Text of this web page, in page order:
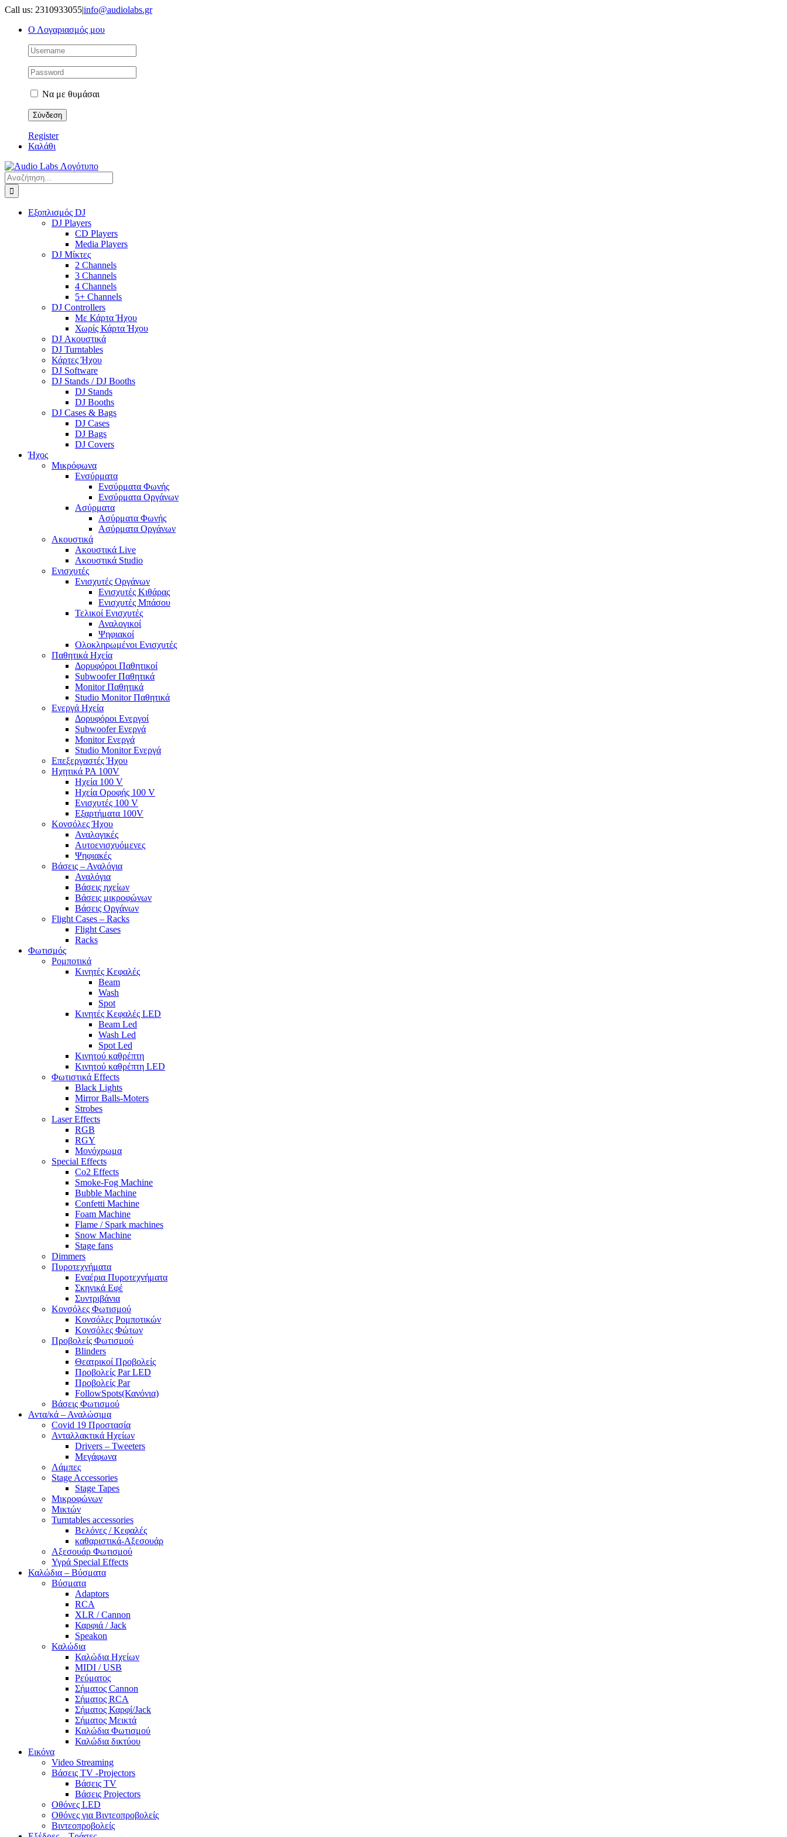
Μετάβαση
περιεχόμενο
Call us: 2310933055|info@audiolabs.gr
Ο Λογαριασμός μου
Να με θυμάσαι
Register
Καλάθι
Αναζήτηση
για:
Εξοπλισμός DJ
DJ Players
CD Players
Media Players
DJ Μίκτες
2 Channels
3 Channels
4 Channels
5+ Channels
DJ Controllers
Με Κάρτα Ήχου
Χωρίς Κάρτα Ήχου
DJ Ακουστικά
DJ Turntables
Κάρτες Ήχου
DJ Software
DJ Stands / DJ Booths
DJ Stands
DJ Booths
DJ Cases & Bags
DJ Cases
DJ Bags
DJ Covers
Ήχος
Μικρόφωνα
Ενσύρματα
Ενσύρματα Φωνής
Ενσύρματα Οργάνων
Ασύρματα
Ασύρματα Φωνής
Ασύρματα Οργάνων
Ακουστικά
Ακουστικά Live
Ακουστικά Studio
Ενισχυτές
Ενισχυτές Οργάνων
Ενισχυτές Κιθάρας
Ενισχυτές Μπάσου
Τελικοί Ενισχυτές
Αναλογικοί
Ψηφιακοί
Ολοκληρωμένοι Ενισχυτές
Παθητικά Ηχεία
Δορυφόροι Παθητικοί
Subwoofer Παθητικά
Monitor Παθητικά
Studio Monitor Παθητικά
Ενεργά Ηχεία
Δορυφόροι Ενεργοί
Subwoofer Ενεργά
Monitor Ενεργά
Studio Monitor Ενεργά
Επεξεργαστές Ήχου
Ηχητικά PA 100V
Ηχεία 100 V
Ηχεία Οροφής 100 V
Ενισχυτές 100 V
Εξαρτήματα 100V
Κονσόλες Ήχου
Αναλογικές
Αυτοενισχυόμενες
Ψηφιακές
Βάσεις – Αναλόγια
Αναλόγια
Βάσεις ηχείων
Βάσεις μικροφώνων
Βάσεις Οργάνων
Flight Cases – Racks
Flight Cases
Racks
Φωτισμός
Ρομποτικά
Κινητές Κεφαλές
Beam
Wash
Spot
Κινητές Κεφαλές LED
Beam Led
Wash Led
Spot Led
Κινητού καθρέπτη
Κινητού καθρέπτη LED
Φωτιστικά Effects
Black Lights
Mirror Balls-Moters
Strobes
Laser Effects
RGB
RGY
Μονόχρωμα
Special Effects
Co2 Effects
Smoke-Fog Machine
Bubble Machine
Confetti Machine
Foam Machine
Flame / Spark machines
Snow Machine
Stage fans
Dimmers
Πυροτεχνήματα
Εναέρια Πυροτεχνήματα
Σκηνικά Εφέ
Συντριβάνια
Κονσόλες Φωτισμού
Κονσόλες Ρομποτικών
Κονσόλες Φώτων
Προβολείς Φωτισμού
Blinders
Θεατρικοί Προβολείς
Προβολείς Par LED
Προβολείς Par
FollowSpots(Κανόνια)
Βάσεις Φωτισμού
Αντα/κά – Αναλώσιμα
Covid 19 Προστασία
Ανταλλακτικά Ηχείων
Drivers – Tweeters
Μεγάφωνα
Λάμπες
Stage Accessories
Stage Tapes
Μικροφώνων
Μικτών
Turntables accessories
Βελόνες / Κεφαλές
καθαριστικά-Αξεσουάρ
Αξεσουάρ Φωτισμού
Υγρά Special Effects
Καλώδια – Βύσματα
Βύσματα
Adaptors
RCA
XLR / Cannon
Καρφιά / Jack
Speakon
Καλώδια
Καλώδια Ηχείων
MIDI / USB
Ρεύματος
Σήματος Cannon
Σήματος RCA
Σήματος Καρφί/Jack
Σήματος Μεικτά
Καλώδια Φωτισμού
Καλώδια δικτύου
Εικόνα
Video Streaming
Βάσεις TV -Projectors
Βάσεις TV
Βάσεις Projectors
Οθόνες LED
Οθόνες για Βιντεοπροβολείς
Βιντεοπροβολείς